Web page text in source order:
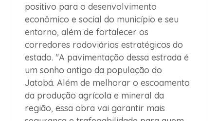
positivo para o desenvolvimento
econômico e social do município e seu
entorno, além de fortalecer os
corredores rodoviários estratégicos do
estado. "A pavimentação dessa estrada é
um sonho antigo da população do
Jatobá. Além de melhorar o escoamento
da produção agrícola e mineral da
região, essa obra vai garantir mais